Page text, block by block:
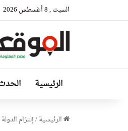
السبت , 8 أغسطس 2026
الرئيسية
الرئيسية/إلتزام الدولة